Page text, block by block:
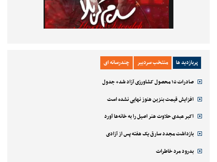
پربازدید ها منتخب سردبیر چندرسانه ای
صادرات ۱۵ محصول کشاورزی آزاد شد+ جدول
افزایش قیمت بنزین هنوز نهایی نشده است
اکبر عبدی حلاوت هنر اصیل را به خانه‌ها آورد
بازداشت مجدد سارق یک هفته پس از آزادی
بدرود مرد خاطرات